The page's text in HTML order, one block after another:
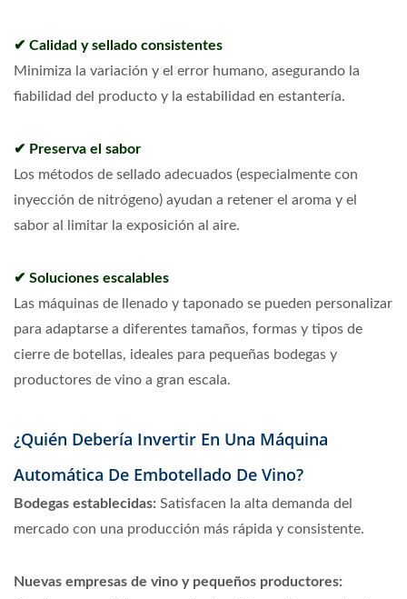
✔ Calidad y sellado consistentes
Minimiza la variación y el error humano, asegurando la
fiabilidad del producto y la estabilidad en estantería.
✔ Preserva el sabor
Los métodos de sellado adecuados (especialmente con
inyección de nitrógeno) ayudan a retener el aroma y el
sabor al limitar la exposición al aire.
✔ Soluciones escalables
Las máquinas de llenado y taponado se pueden personalizar
para adaptarse a diferentes tamaños, formas y tipos de
cierre de botellas, ideales para pequeñas bodegas y
productores de vino a gran escala.
¿Quién Debería Invertir En Una Máquina
Automática De Embotellado De Vino?
Bodegas establecidas: Satisfacen la alta demanda del
mercado con una producción más rápida y consistente.
Nuevas empresas de vino y pequeños productores: